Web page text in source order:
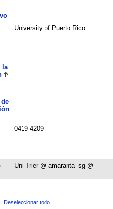
University of Puerto Rico
la
0419-4209
Uni-Trier @ amaranta_sg @
Deseleccionar todo